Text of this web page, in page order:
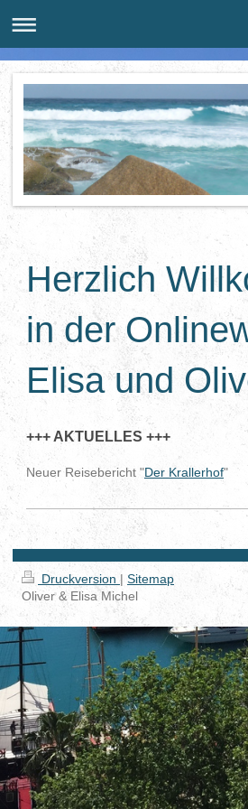
Herzlich
in der
Elisa und
+++ AKTUELLES +++
Neuer Reisebericht "Der Krallerhof"
Druckversion | Sitemap
Oliver & Elisa Michel